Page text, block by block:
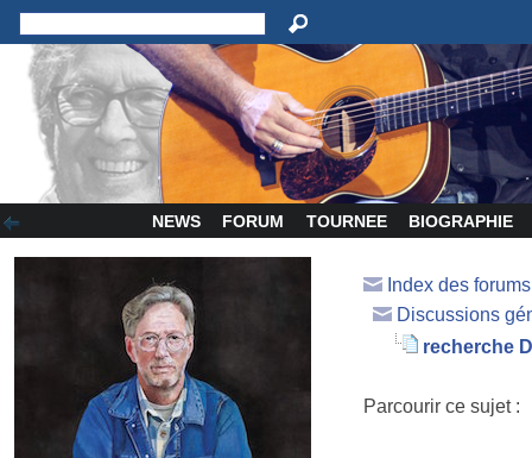
NEWS FORUM TOURNEE BIOGRAPHIE
Index des
Discussions
recherche
Parcourir ce sujet